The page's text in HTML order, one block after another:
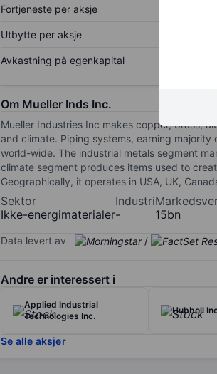
Fortjeneste per aksje
Utbytte per aksje
Avkastning på egenkapital
Om Mueller Inds Inc.
Mueller Industries Inc makes copper, brass,
and climate. Piping systems, earning
world-wide. The industrial metals segment
climate segment produces items used to
Geographically, it operates in USA, UK,
Sektor
Ikke-energimaterialer
Industri
-
15bn
Data levert av /
Andre er interessert i
Applied Industrial
Technologies Inc.
Hubbell
Se alle aksjer